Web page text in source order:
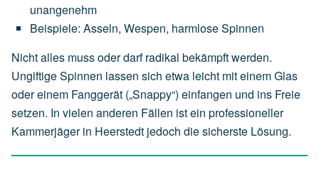
unangenehm
Beispiele: Asseln, Wespen, harmloseSpinnen
Nicht alles muss oder darf radikal bekämpft werden.
Ungiftige Spinnen lassen sich etwa leicht mit einem Glas
oder einem Fanggerät („Snappy“) einfangen und ins Freie
setzen. In vielen anderen Fällen ist ein professioneller
Kammerjäger in Heerstedt jedoch die sicherste Lösung.